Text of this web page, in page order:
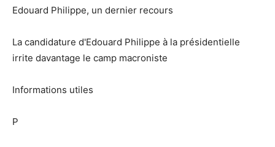
Edouard Philippe, un dernier recours
La candidature d'Edouard Philippe à la présidentielle
irrite davantage le camp macroniste
Informations utiles
P